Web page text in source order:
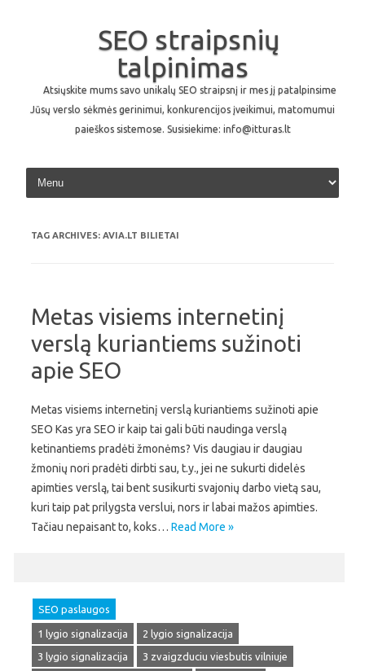
SEO straipsnių
talpinimas
Atsiųskite mums savo unikalų SEO straipsnį ir mes jį patalpinsime
Jūsų verslo sėkmės gerinimui, konkurencijos įveikimui, matomumui
paieškos sistemose. Susisiekime: info@itturas.lt
Skip to content
TAG ARCHIVES: AVIA.LT BILIETAI
Metas visiems internetinį
verslą kuriantiems sužinoti
apie SEO
Metas visiems internetinį verslą kuriantiems sužinoti apie
SEO Kas yra SEO ir kaip tai gali būti naudinga verslą
ketinantiems pradėti žmonėms? Vis daugiau ir daugiau
žmonių nori pradėti dirbti sau, t.y., jei ne sukurti didelės
apimties verslą, tai bent susikurti svajonių darbo vietą sau,
kuri taip pat prilygsta verslui, nors ir labai mažos apimties.
Tačiau nepaisant to, koks… Read More »
SEO paslaugos
1 lygio signalizacija
2 lygio signalizacija
3 lygio signalizacija
3 zvaigzduciu viesbutis vilniuje